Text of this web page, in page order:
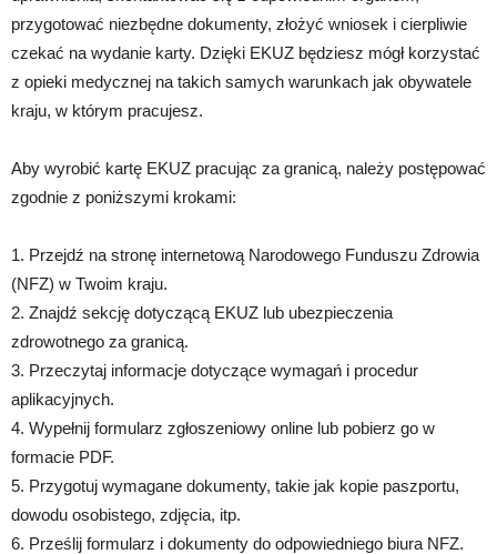
przygotować niezbędne dokumenty, złożyć wniosek i cierpliwie
czekać na wydanie karty. Dzięki EKUZ będziesz mógł korzystać
z opieki medycznej na takich samych warunkach jak obywatele
kraju, w którym pracujesz.
Aby wyrobić kartę EKUZ pracując za granicą, należy postępować
zgodnie z poniższymi krokami:
1. Przejdź na stronę internetową Narodowego Funduszu Zdrowia
(NFZ) w Twoim kraju.
2. Znajdź sekcję dotyczącą EKUZ lub ubezpieczenia
zdrowotnego za granicą.
3. Przeczytaj informacje dotyczące wymagań i procedur
aplikacyjnych.
4. Wypełnij formularz zgłoszeniowy online lub pobierz go w
formacie PDF.
5. Przygotuj wymagane dokumenty, takie jak kopie paszportu,
dowodu osobistego, zdjęcia, itp.
6. Prześlij formularz i dokumenty do odpowiedniego biura NFZ.